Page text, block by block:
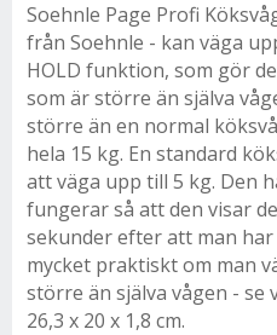
Soehnle Page Profi
från Soehnle - kan väga
HOLD funktion, som gör
som är större än själva
större än en normal
hela 15 kg. En standard
att väga upp till 5 kg. Den
fungerar så att den visar
sekunder efter att man
mycket praktiskt om man
större än själva vågen - se
26,3 x 20 x 1,8 cm.